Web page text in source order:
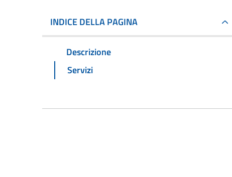
INDICE DELLA PAGINA
Descrizione
Servizi